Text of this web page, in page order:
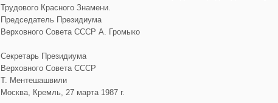
Трудового Красного Знамени.
Председатель Президиума
Верховного Совета СССР А. Громыко
Секретарь Президиума
Верховного Совета СССР
Т. Ментешашвили
Москва, Кремль, 27 марта 1987 г.